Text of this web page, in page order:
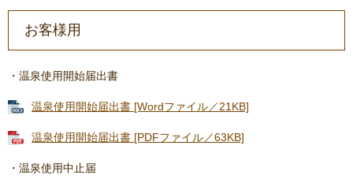
お客様用
・温泉使用開始届出書
温泉使用開始届出書 [Wordファイル／21KB]
温泉使用開始届出書 [PDFファイル／63KB]
・温泉使用中止届